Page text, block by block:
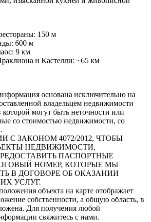
150 м
600 м
9 км
и Кастелли: ~65 км
основана исключительно на
владельцем недвижимости
могут быть неточности или
со стоимостью недвижимости, со
С ЗАКОНОМ 4072/2012, ЧТОБЫ
НЕДВИЖИМОСТИ,
ПАСПОРТНЫЕ
НОМЕР, КОТОРЫЕ МЫ
В ДОГОВОРЕ ОБ ОКАЗАНИИ
УСЛУГ.
объекта на карте отображает
собственности, а общую область, в
Для получения любой
свяжитесь с нами.